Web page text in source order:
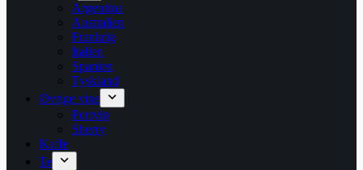
Argentina
Australien
Frankrig
Italien
Spanien
Tyskland
Øvrige vine
Portvin
Sherry
Kaffe
Te